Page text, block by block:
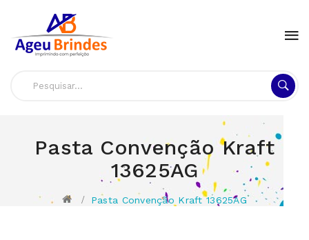
Pasta Convenção Kraft
13625AG
Pasta Convenção Kraft 13625AG